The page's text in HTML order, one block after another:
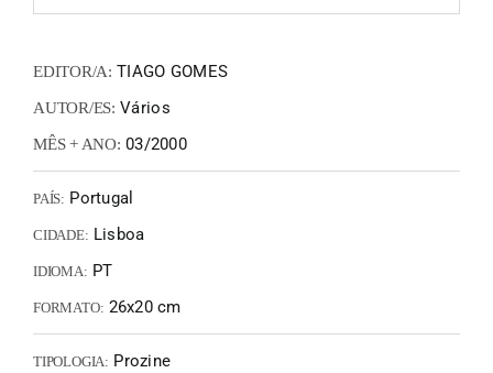
EDITOR/A: TIAGO GOMES
AUTOR/ES: Vários
MÊS + ANO: 03/2000
PAÍS: Portugal
CIDADE: Lisboa
IDIOMA: PT
FORMATO: 26x20 cm
TIPOLOGIA: Prozine